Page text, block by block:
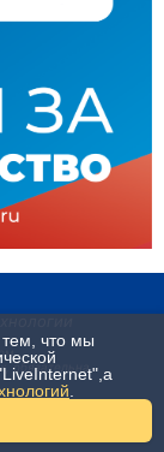
обязательна
что мы